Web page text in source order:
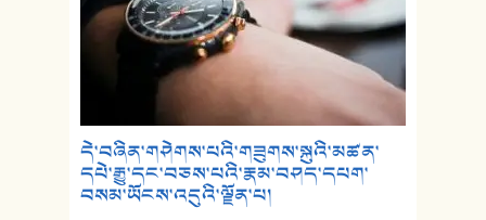
དེ་བཞིན་གཤེགས་པའི་གཟུགས་སྐུའི་མཚན་
དཔེ་རྒྱུ་དང་བཅས་པའི་རྣམ་བཤད་དཔག་
བསམ་ཡོངས་འདུའི་ལྗོན་པ།